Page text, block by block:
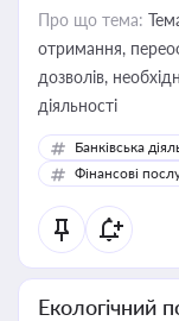
Про що тема:
отримання,
дозволів,
діяльності
Банківська
Фінансові
Екологічний